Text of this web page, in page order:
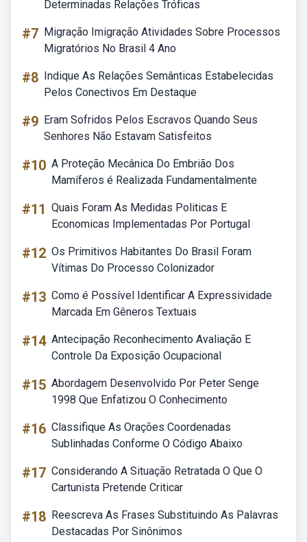
Determinadas Relações Tróficas
#7 Migração Imigração Atividades Sobre Processos
Migratórios No Brasil 4 Ano
#8 Indique As Relações Semânticas Estabelecidas
Pelos Conectivos Em Destaque
#9 Eram Sofridos Pelos Escravos Quando Seus
Senhores Não Estavam Satisfeitos
#10 A Proteção Mecânica Do Embrião Dos
Mamíferos é Realizada Fundamentalmente
#11 Quais Foram As Medidas Politicas E
Economicas Implementadas Por Portugal
#12 Os Primitivos Habitantes Do Brasil Foram
Vítimas Do Processo Colonizador
#13 Como é Possível Identificar A Expressividade
Marcada Em Gêneros Textuais
#14 Antecipação Reconhecimento Avaliação E
Controle Da Exposição Ocupacional
#15 Abordagem Desenvolvido Por Peter Senge
1998 Que Enfatizou O Conhecimento
#16 Classifique As Orações Coordenadas
Sublinhadas Conforme O Código Abaixo
#17 Considerando A Situação Retratada O Que O
Cartunista Pretende Criticar
#18 Reescreva As Frases Substituindo As Palavras
Destacadas Por Sinônimos